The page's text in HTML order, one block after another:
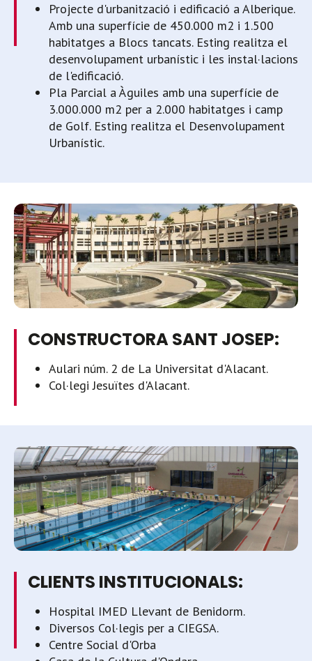
Projecte d'urbanització i edificació a Alberique.
Amb una superfície de 450.000 m2 i 1.500
habitatges a Blocs tancats. Esting realitza el
desenvolupament urbanístic i les instal·lacions
de l'edificació.
Pla Parcial a Àguiles amb una superfície de
3.000.000 m2 per a 2.000 habitatges i camp
de Golf. Esting realitza el Desenvolupament
Urbanístic.
CONSTRUCTORA SANT JOSEP:
Aulari núm. 2 de La Universitat d'Alacant.
Col·legi Jesuïtes d'Alacant.
CLIENTS INSTITUCIONALS:
Hospital IMED Llevant de Benidorm.
Diversos Col·legis per a CIEGSA.
Centre Social d'Orba